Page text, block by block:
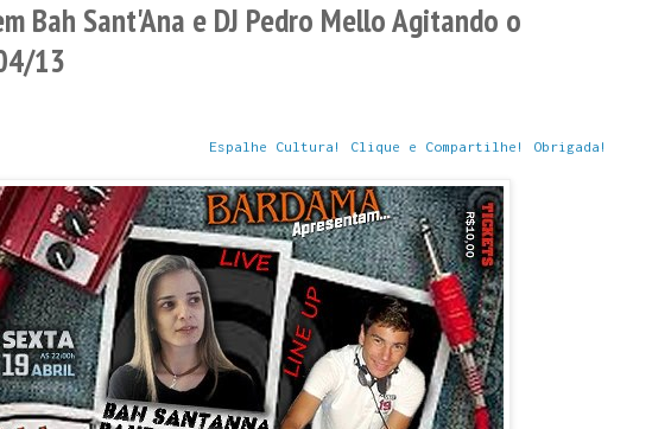
Bah Sant'Ana e DJ Pedro Mello Agitando o
13
Espalhe Cultura! Clique e Compartilhe! Obrigada!